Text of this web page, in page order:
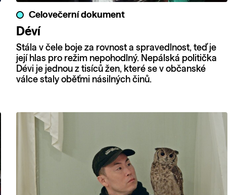
Celovečerní dokument
Déví
Stála v čele boje za rovnost a spravedlnost, teď je
její hlas pro režim nepohodlný. Nepálská politička
Dévi je jednou z tisíců žen, které se v občanské
válce staly oběťmi násilných činů.